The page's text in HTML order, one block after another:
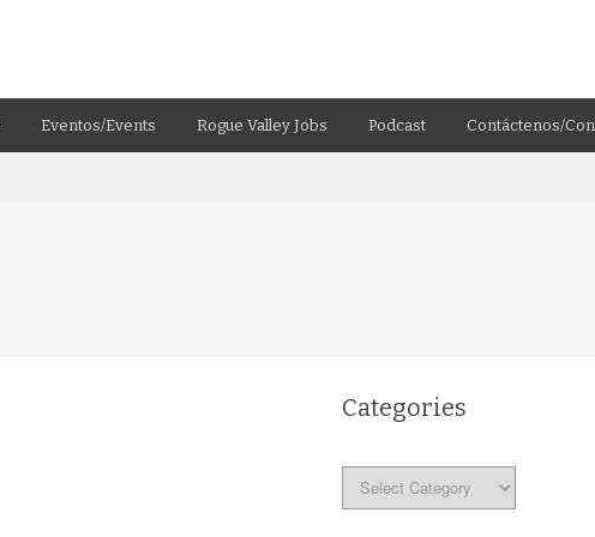
Eventos/Events Rogue Valley Jobs Podcast Contáctenos/
Categories
Categories